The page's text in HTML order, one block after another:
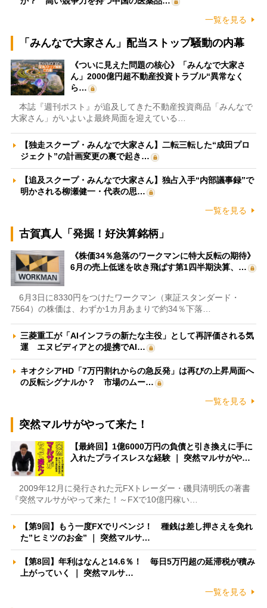
一覧を見る
「みんなで大家さん」配当ストップ騒動の内幕
《ついに見えた問題の核心》「みんなで大家さ
ん」2000億円超不動産投資トラブル“異常なく
ら…
本誌『週刊ポスト』が追及してきた不動産投資商品「みんなで
大家さん」がいよいよ最終局面を迎えている…
【独走スクープ・みんなで大家さん】二転三転した“成田プロ
ジェクト”の計画変更の裏で起き…
【追及スクープ・みんなで大家さん】独占入手“内部議事録”で
明かされる柳瀬健一・代表の思…
一覧を見る
古賀真人「発掘！好決算銘柄」
《株価34％急落のワークマンに特大反転の期待》
6月の売上低迷を吹き飛ばす第1四半期決算、…
6月3日に8330円をつけたワークマン（東証スタンダード・
7564）の株価は、わずか1カ月あまりで約34％下落…
三菱重工が「AIインフラの新たな主役」として再評価される気
運 エヌビディアとの提携でAI…
キオクシアHD「7万円割れからの急反発」は再びの上昇局面へ
の反転シグナルか？ 市場のムー…
一覧を見る
突然マルサがやって来た！
【最終回】1億6000万円の負債と引き換えに手に
入れたプライスレスな経験 ｜ 突然マルサがや…
2009年12月に発行された元FXトレーダー・磯貝清明氏の著書
『突然マルサがやって来た！～FXで10億円稼い…
【第9回】もう一度FXでリベンジ！ 種銭は差し押さえを免れ
た”ヒミツのお金” ｜ 突然マルサ…
【第8回】年利はなんと14.6％！ 毎日5万円超の延滞税が積み
上がっていく ｜ 突然マルサ…
一覧を見る